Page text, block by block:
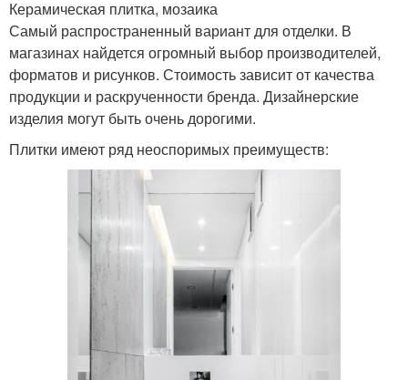
Керамическая плитка, мозаика
Самый распространенный вариант для отделки. В
магазинах найдется огромный выбор производителей,
форматов и рисунков. Стоимость зависит от качества
продукции и раскрученности бренда. Дизайнерские
изделия могут быть очень дорогими.
Плитки имеют ряд неоспоримых преимуществ: